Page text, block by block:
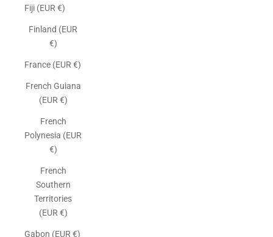
Fiji (EUR €)
Finland (EUR
€)
France (EUR €)
French Guiana
(EUR €)
French
Polynesia (EUR
€)
French
Southern
Territories
(EUR €)
Gabon (EUR €)